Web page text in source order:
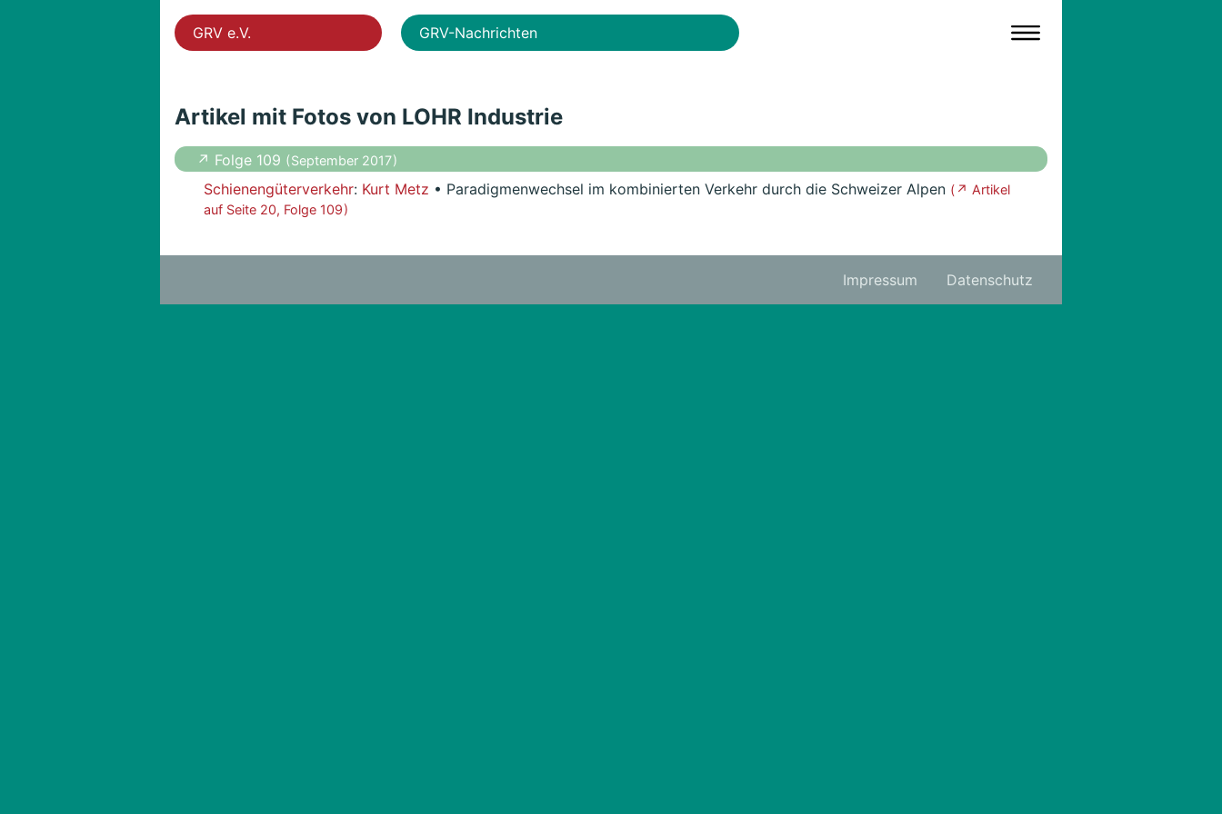
GRV e.V. GRV-Nachrichten
Artikel mit Fotos von LOHR Industrie
↗ Folge 109 ( September 2017 )
Schienengüterverkehr: Kurt Metz • Paradigmenwechsel im kombinierten Verkehr durch die Schweizer Alpen ( ↗ Artikel
auf Seite 20, Folge 109 )
Impressum Datenschutz